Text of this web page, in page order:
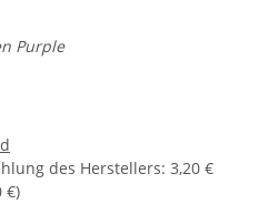
Purple
des Herstellers: 3,20 €
€)